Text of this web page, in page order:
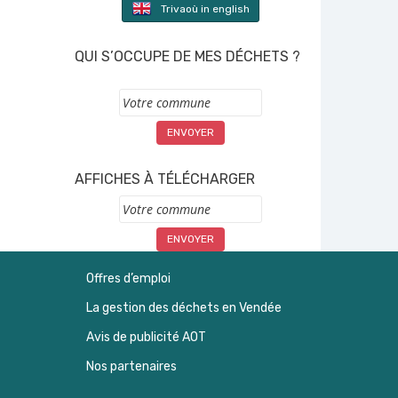
Trivaoù in english
QUI S’OCCUPE DE MES DÉCHETS ?
Commune
AFFICHES À TÉLÉCHARGER
Commune
Offres d’emploi
La gestion des déchets en Vendée
Avis de publicité AOT
Nos partenaires